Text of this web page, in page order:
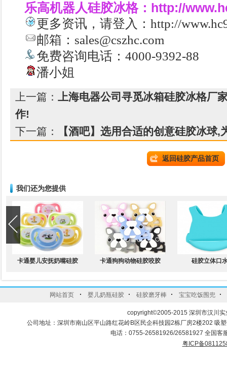
乐高机器人硅胶冰格： http://
更多资讯，请登入：http://
邮箱：sales@cszhc.com
免费咨询电话：4000-9392-88
潘小姐
上一篇： 上海电器公司寻觅冰箱硅胶冰格厂
作!
下一篇：
【酒吧】选用合适的创意硅胶冰球
返回硅胶产品首页
我们还为您提供
卡通婴儿安抚奶嘴硅胶 卡通狗狗动物硅胶咬胶 硅胶立体口
网站首页 · 婴儿奶瓶硅胶 · 硅胶磨牙棒 · 宝宝吃饭围兜 ·
copyright©2005-2015 深圳市汉川
公司地址：深圳市南山区平山路红花岭B区民企科技园2栋厂房2楼202 吸
电话：0755-26581926/26581927 全国客
粤ICP备